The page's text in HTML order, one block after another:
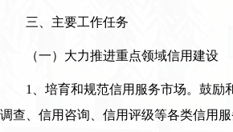
三、主要工作任务
（一）大力推进重点领域信用建设
1、培育和规范信用服务市场。鼓励
调查、信用咨询、信用评级等各类信用